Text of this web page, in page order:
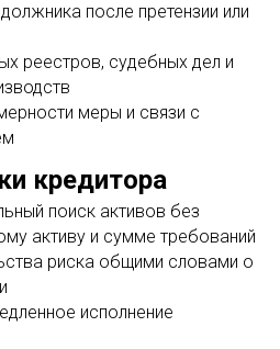
после претензии или
реестров, судебных дел и
меры и связи с
кредитора
поиск активов без
активу и сумме требований
риска общими словами о
исполнение